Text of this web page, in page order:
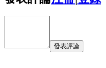
發表評論